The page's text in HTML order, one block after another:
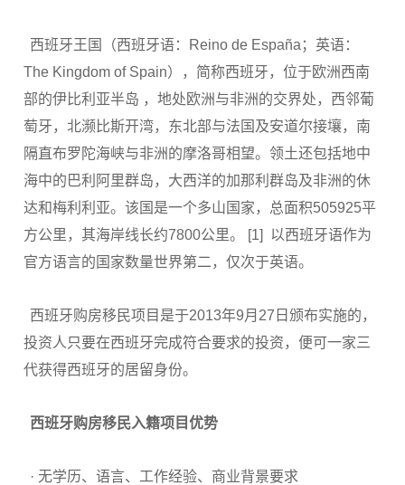
西班牙王国（西班牙语：Reino de España；英语：
The Kingdom of Spain），简称西班牙，位于欧洲西南
部的伊比利亚半岛 ，地处欧洲与非洲的交界处，西邻葡
萄牙，北濒比斯开湾，东北部与法国及安道尔接壤，南
隔直布罗陀海峡与非洲的摩洛哥相望。领土还包括地中
海中的巴利阿里群岛，大西洋的加那利群岛及非洲的休
达和梅利利亚。该国是一个多山国家，总面积505925平
方公里，其海岸线长约7800公里。 [1] 以西班牙语作为
官方语言的国家数量世界第二，仅次于英语。
西班牙购房移民项目是于2013年9月27日颁布实施的，
投资人只要在西班牙完成符合要求的投资，便可一家三
代获得西班牙的居留身份。
西班牙购房移民入籍项目优势
· 无学历、语言、工作经验、商业背景要求